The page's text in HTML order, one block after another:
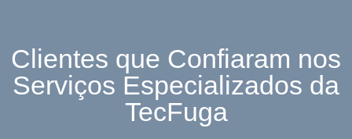
Clientes que Confiaram nos
Serviços Especializados da
TecFuga